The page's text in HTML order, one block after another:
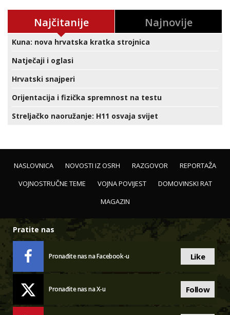
Najčitanije Najnovije
Kuna: nova hrvatska kratka strojnica
Natječaji i oglasi
Hrvatski snajperi
Orijentacija i fizička spremnost na testu
Streljačko naoružanje: H11 osvaja svijet
NASLOVNICA NOVOSTI IZ OSRH RAZGOVOR
REPORTAŽA
VOJNOSTRUČNE TEME
VOJNA POVIJEST
DOMOVINSKI RAT
MAGAZIN
Pratite nas
Pronađite nas na Facebook-u Like
Pronađite nas na X-u Follow